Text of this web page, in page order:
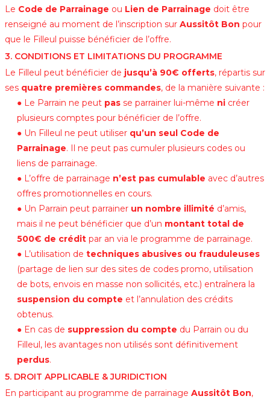
Le Code de Parrainage ou Lien de Parrainage doit être
renseigné au moment de l’inscription sur Aussitôt Bon pour
que le Filleul puisse bénéficier de l’offre.
3. CONDITIONS ET LIMITATIONS DU PROGRAMME
Le Filleul peut bénéficier de jusqu’à 90€ offerts, répartis sur
ses quatre premières commandes, de la manière suivante :
● Le Parrain ne peut pas se parrainer lui-même ni créer
plusieurs comptes pour bénéficier de l’offre.
● Un Filleul ne peut utiliser qu’un seul Code de
Parrainage. Il ne peut pas cumuler plusieurs codes ou
liens de parrainage.
● L’offre de parrainage n’est pas cumulable avec d’autres
offres promotionnelles en cours.
● Un Parrain peut parrainer un nombre illimité d’amis,
mais il ne peut bénéficier que d’un montant total de
500€ de crédit par an via le programme de parrainage.
● L’utilisation de techniques abusives ou frauduleuses
(partage de lien sur des sites de codes promo, utilisation
de bots, envois en masse non sollicités, etc.) entraînera la
suspension du compte et l’annulation des crédits
obtenus.
● En cas de suppression du compte du Parrain ou du
Filleul, les avantages non utilisés sont définitivement
perdus.
5. DROIT APPLICABLE & JURIDICTION
En participant au programme de parrainage Aussitôt Bon,